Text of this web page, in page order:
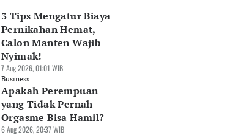
3 Tips Mengatur Biaya
Pernikahan Hemat,
Calon Manten Wajib
Nyimak!
7 Aug 2026, 01:01 WIB
Business
Apakah Perempuan
yang Tidak Pernah
Orgasme Bisa Hamil?
6 Aug 2026, 20:37 WIB